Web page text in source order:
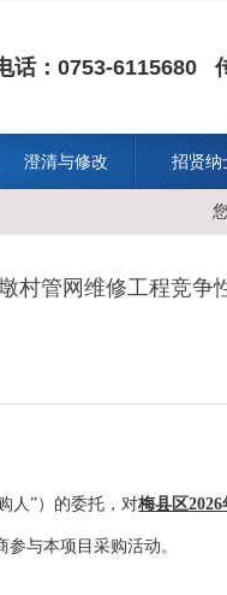
话：0753-6115680
澄清与修改 招贤纳
村管网维修工程竞争
人”）的委托，对梅县区2026
参与本项目采购活动。